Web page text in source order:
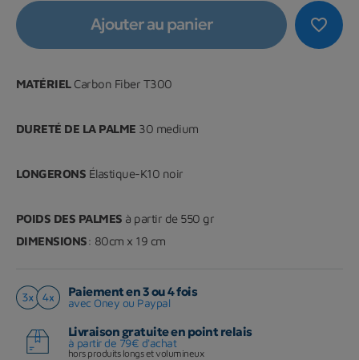
favorite_border
Ajouter au panier
MATÉRIEL Carbon Fiber T300
DURETÉ DE LA PALME 30 medium
LONGERONS Élastique-K10 noir
POIDS DES PALMES à partir de 550 gr
DIMENSIONS: 80cm x 19 cm
Paiement en 3 ou 4 fois
avec Oney ou Paypal
Livraison gratuite en point relais
à partir de 79€ d'achat
hors produits longs et volumineux